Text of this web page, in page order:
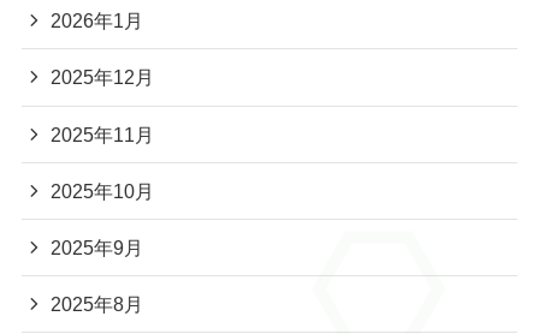
2026年1月
2025年12月
2025年11月
2025年10月
2025年9月
2025年8月